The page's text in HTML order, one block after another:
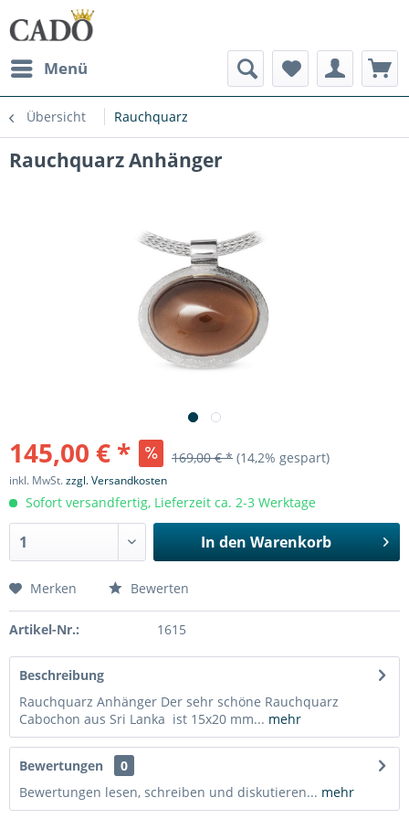
Menü
Übersicht Rauchquarz
Rauchquarz Anhänger
145,00 € * 169,00 € * (14,2% gespart)
inkl. MwSt.zzgl. Versandkosten
Sofort versandfertig, Lieferzeit ca. 2-3 Werktage
In den Warenkorb
Merken Bewerten
Artikel-Nr.: 1615
Beschreibung
Rauchquarz Anhänger Der sehr schöne Rauchquarz
Cabochon aus Sri Lanka ist 15x20 mm... mehr
Bewertungen
0
Bewertungen lesen, schreiben und diskutieren... mehr